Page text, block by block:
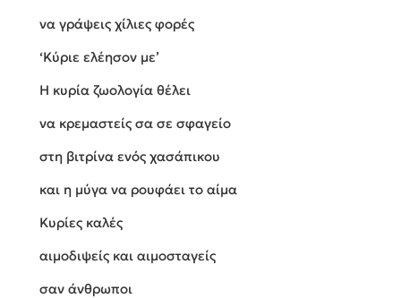
να γράψεις χίλιες φορές
‘Κύριε ελέησον με’
Η κυρία ζωολογία θέλει
να κρεμαστείς σα σε σφαγείο
στη βιτρίνα ενός χασάπικου
και η μύγα να ρουφάει το αίμα
Κυρίες καλές
αιμοδιψείς και αιμοσταγείς
σαν άνθρωποι